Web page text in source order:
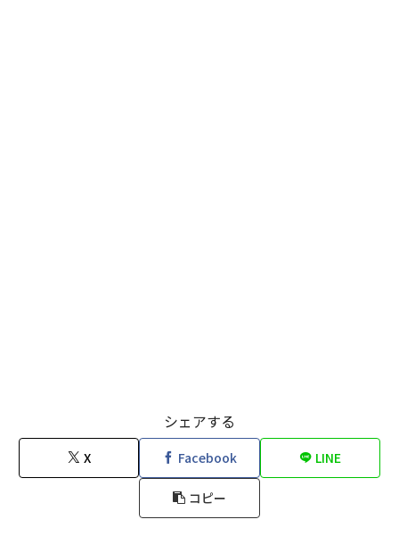
シェアする
X Facebook LINE
コピー